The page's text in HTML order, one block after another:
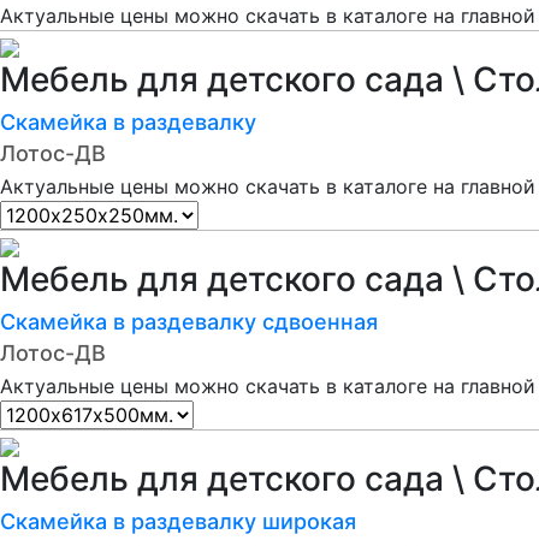
Актуальные цены можно скачать в каталоге на
Мебель для детского сада \
Скамейка в раздевалку
Лотос-ДВ
Актуальные цены можно скачать в каталоге на
Мебель для детского сада \
Скамейка в раздевалку сдвоенная
Лотос-ДВ
Актуальные цены можно скачать в каталоге на
Мебель для детского сада \
Скамейка в раздевалку широкая